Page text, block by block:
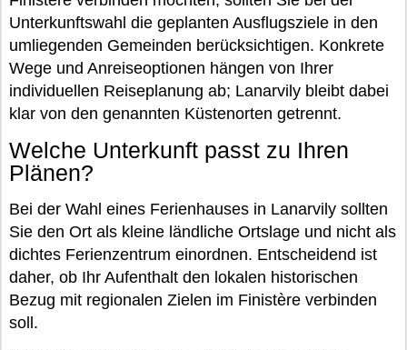
Unterkunftswahl die geplanten Ausflugsziele in den
umliegenden Gemeinden berücksichtigen. Konkrete
Wege und Anreiseoptionen hängen von Ihrer
individuellen Reiseplanung ab; Lanarvily bleibt dabei
klar von den genannten Küstenorten getrennt.
Welche Unterkunft passt zu Ihren
Plänen?
Bei der Wahl eines Ferienhauses in Lanarvily sollten
Sie den Ort als kleine ländliche Ortslage und nicht als
dichtes Ferienzentrum einordnen. Entscheidend ist
daher, ob Ihr Aufenthalt den lokalen historischen
Bezug mit regionalen Zielen im Finistère verbinden
soll.